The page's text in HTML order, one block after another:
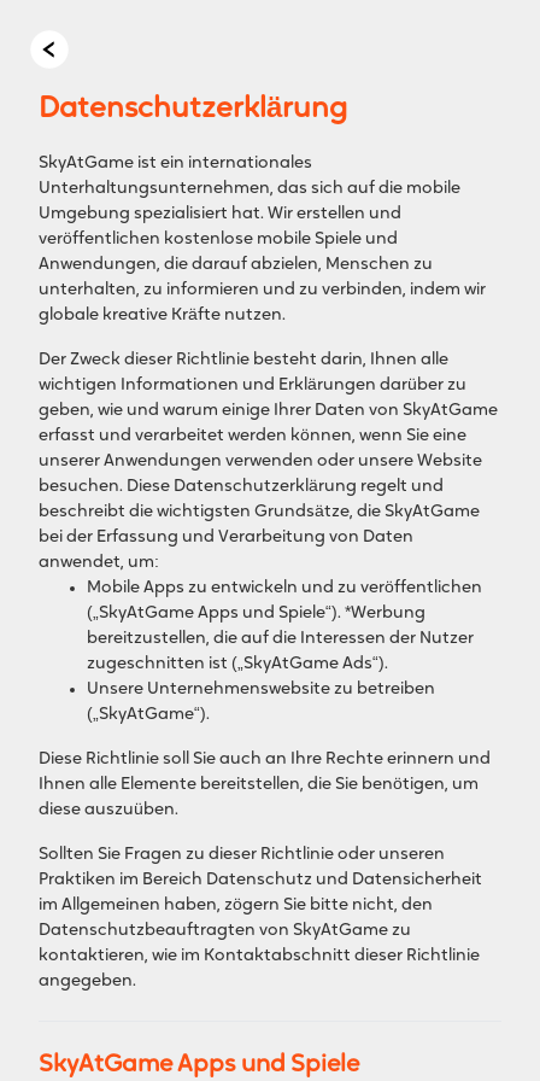
Datenschutzerklärung
SkyAtGame ist ein internationales
Unterhaltungsunternehmen, das sich auf die mobile
Umgebung spezialisiert hat. Wir erstellen und
veröffentlichen kostenlose mobile Spiele und
Anwendungen, die darauf abzielen, Menschen zu
unterhalten, zu informieren und zu verbinden, indem wir
globale kreative Kräfte nutzen.
Der Zweck dieser Richtlinie besteht darin, Ihnen alle
wichtigen Informationen und Erklärungen darüber zu
geben, wie und warum einige Ihrer Daten von SkyAtGame
erfasst und verarbeitet werden können, wenn Sie eine
unserer Anwendungen verwenden oder unsere Website
besuchen. Diese Datenschutzerklärung regelt und
beschreibt die wichtigsten Grundsätze, die SkyAtGame
bei der Erfassung und Verarbeitung von Daten
anwendet, um:
Mobile Apps zu entwickeln und zu veröffentlichen
(„SkyAtGame Apps und Spiele“). *Werbung
bereitzustellen, die auf die Interessen der Nutzer
zugeschnitten ist („SkyAtGame Ads“).
Unsere Unternehmenswebsite zu betreiben
(„SkyAtGame“).
Diese Richtlinie soll Sie auch an Ihre Rechte erinnern und
Ihnen alle Elemente bereitstellen, die Sie benötigen, um
diese auszuüben.
Sollten Sie Fragen zu dieser Richtlinie oder unseren
Praktiken im Bereich Datenschutz und Datensicherheit
im Allgemeinen haben, zögern Sie bitte nicht, den
Datenschutzbeauftragten von SkyAtGame zu
kontaktieren, wie im Kontaktabschnitt dieser Richtlinie
angegeben.
SkyAtGame Apps und Spiele